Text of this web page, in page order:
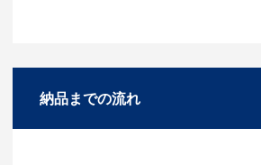
があります。Adobe illustratorのaiファイ
納品までの流れ